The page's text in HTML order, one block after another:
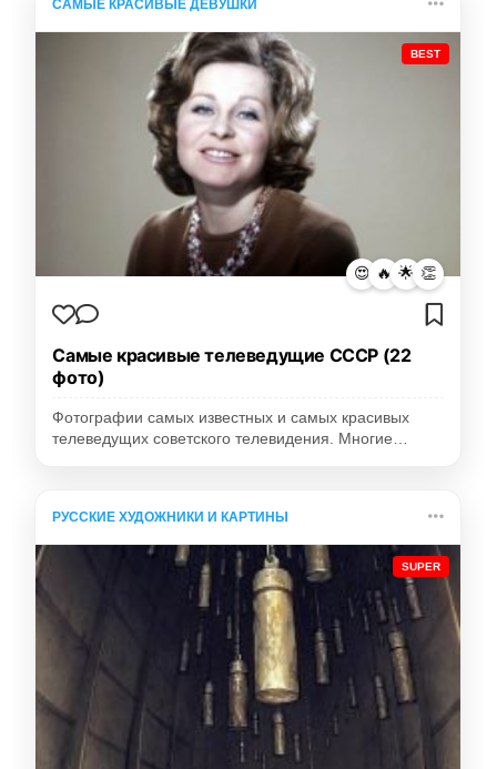
САМЫЕ КРАСИВЫЕ ДЕВУШКИ
BEST
😍 🔥 🌟 👏
Самые красивые телеведущие СССР (22
фото)
Фотографии самых известных и самых красивых
телеведущих советского телевидения. Многие…
РУССКИЕ ХУДОЖНИКИ И КАРТИНЫ
SUPER